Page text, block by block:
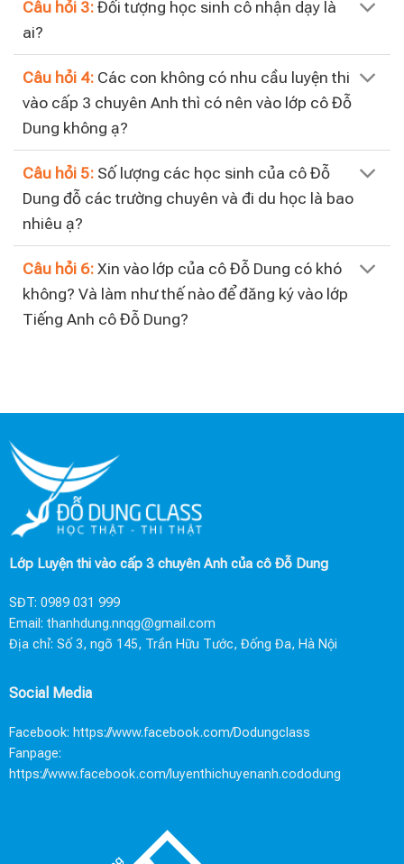
Câu hỏi 3: Đối tượng học sinh cô nhận dạy là
ai?
Câu hỏi 4: Các con không có nhu cầu luyện thi
vào cấp 3 chuyên Anh thì có nên vào lớp cô Đỗ
Dung không ạ?
Câu hỏi 5: Số lượng các học sinh của cô Đỗ
Dung đỗ các trường chuyên và đi du học là bao
nhiêu ạ?
Câu hỏi 6: Xin vào lớp của cô Đỗ Dung có khó
không? Và làm như thế nào để đăng ký vào lớp
Tiếng Anh cô Đỗ Dung?
Lớp Luyện thi vào cấp 3 chuyên Anh của cô Đỗ Dung
SĐT: 0989 031 999
Email: thanhdung.nnqg@gmail.com
Địa chỉ: Số 3, ngõ 145, Trần Hữu Tước, Đống Đa, Hà Nội
Social Media
Facebook: https://www.facebook.com/Dodungclass
Fanpage:
https://www.facebook.com/luyenthichuyenanh.cododung